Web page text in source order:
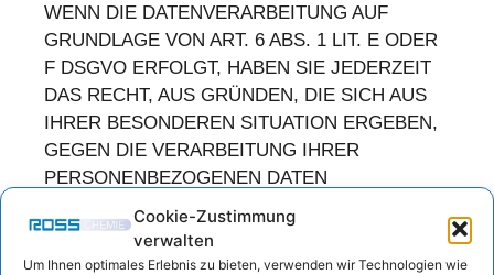
Cookie-Zustimmung
verwalten
Um Ihnen optimales Erlebnis zu bieten, verwenden wir Technologien wie
WENN DIE DATENVERARBEITUNG AUF
GRUNDLAGE VON ART. 6 ABS. 1 LIT. E ODER
F DSGVO ERFOLGT, HABEN SIE JEDERZEIT
DAS RECHT, AUS GRÜNDEN, DIE SICH AUS
IHRER BESONDEREN SITUATION ERGEBEN,
GEGEN DIE VERARBEITUNG IHRER
PERSONENBEZOGENEN DATEN
WIDERSPRUCH EINZULEGEN; DIES GILT
AUCH FÜR EIN AUF DIESE BESTIMMUNGEN
GESTÜTZTES PROFILING. DIE JEWEILIGE